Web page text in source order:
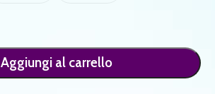
Aggiungi al carrello